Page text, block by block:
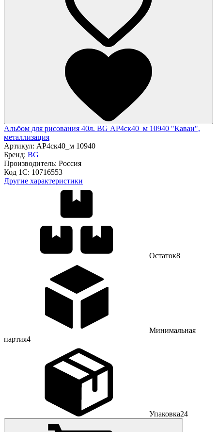
Альбом для рисования 40л. BG АР4ск40_м 10940 "Каваи",
металлизация
Артикул: АР4ск40_м 10940
Бренд: BG
Производитель: Россия
Код 1С: 10716553
Другие характеристики
Остаток8
Минимальная
партия4
Упаковка24